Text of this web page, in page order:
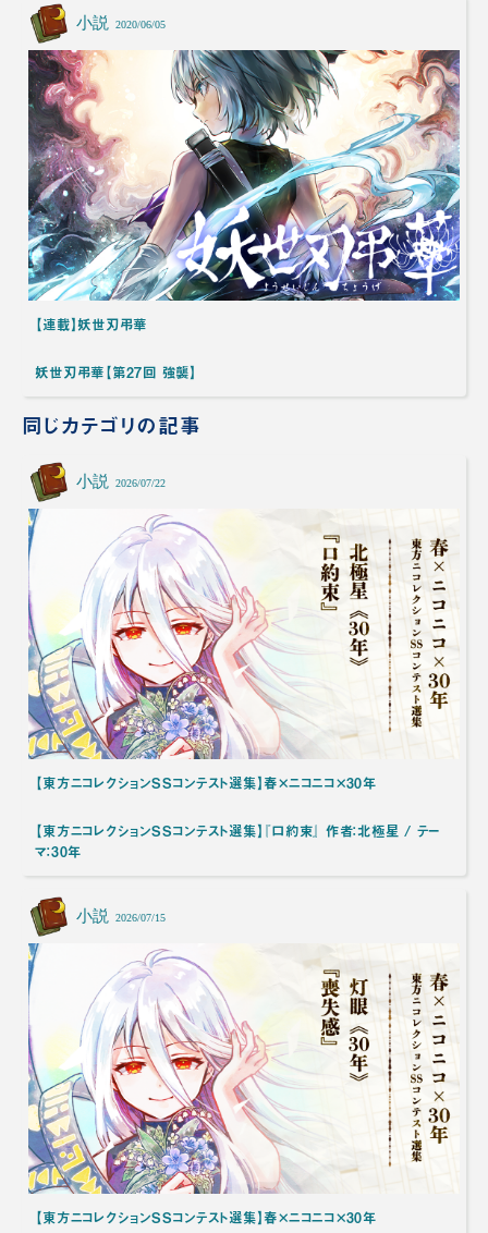
小説 2020/06/05
【連載】妖世刃弔華
妖世刃弔華【第27回 強襲】
同じカテゴリの記事
小説 2026/07/22
【東方ニコレクションSSコンテスト選集】春×ニコニコ×30年
【東方ニコレクションSSコンテスト選集】『口約束』 作者：北極星 / テー
マ：30年
小説 2026/07/15
【東方ニコレクションSSコンテスト選集】春×ニコニコ×30年